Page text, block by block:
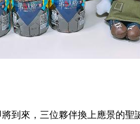
來，三位夥伴換上應景的聖